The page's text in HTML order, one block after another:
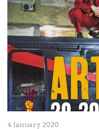
4 January 2020